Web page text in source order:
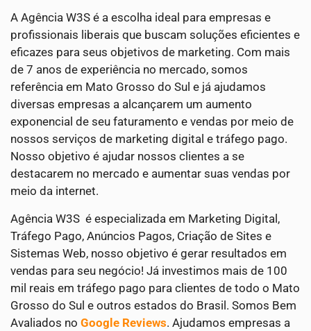
A Agência W3S é a escolha ideal para empresas e
profissionais liberais que buscam soluções eficientes e
eficazes para seus objetivos de marketing. Com mais
de 7 anos de experiência no mercado, somos
referência em Mato Grosso do Sul e já ajudamos
diversas empresas a alcançarem um aumento
exponencial de seu faturamento e vendas por meio de
nossos serviços de marketing digital e tráfego pago.
Nosso objetivo é ajudar nossos clientes a se
destacarem no mercado e aumentar suas vendas por
meio da internet.
Agência W3S é especializada em Marketing Digital,
Tráfego Pago, Anúncios Pagos, Criação de Sites e
Sistemas Web, nosso objetivo é gerar resultados em
vendas para seu negócio! Já investimos mais de 100
mil reais em tráfego pago para clientes de todo o Mato
Grosso do Sul e outros estados do Brasil. Somos Bem
Avaliados no Google Reviews. Ajudamos empresas a